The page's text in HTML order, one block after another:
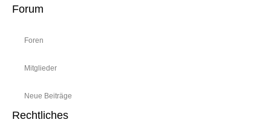
Forum
Foren
Mitglieder
Neue Beiträge
Rechtliches